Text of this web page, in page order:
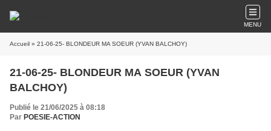
MENU
Accueil » 21-06-25- BLONDEUR MA SOEUR (YVAN BALCHOY)
21-06-25- BLONDEUR MA SOEUR (YVAN
BALCHOY)
Publié le 21/06/2025 à 08:18
Par POESIE-ACTION